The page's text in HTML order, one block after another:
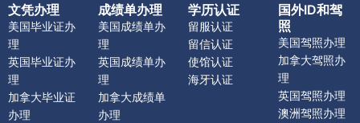
文凭办理
美国毕业证办
理
英国毕业证办
理
加拿大毕业证
办理
成绩单办理
美国成绩单办
理
英国成绩单办
理
加拿大成绩单
办理
学历认证
留服认证
留信认证
使馆认证
海牙认证
国外ID和驾
照
美国驾照办理
加拿大驾照办
理
英国驾照办理
澳洲驾照办理